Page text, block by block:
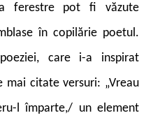
ferestre pot fi văzute
în copilărie poetul.
care i-a inspirat
mai citate versuri: „Vreau
l împarte,/ un element